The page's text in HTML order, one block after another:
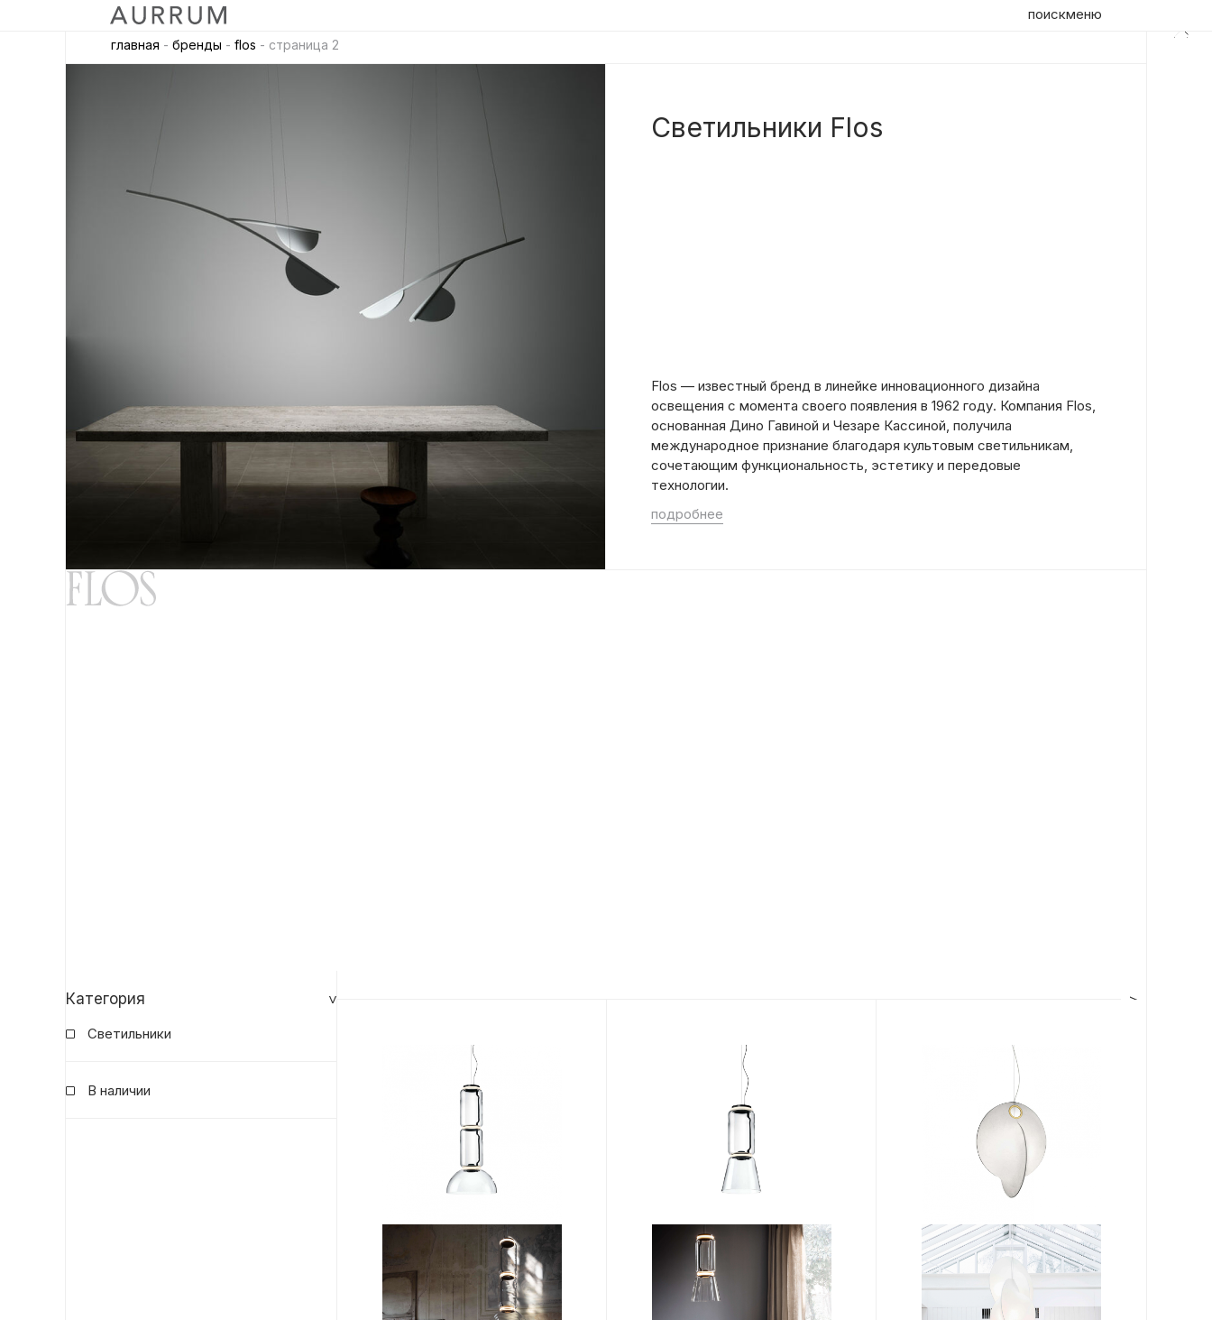
поискменю
главная - бренды - flos - страница 2
Светильники Flos
Flos — известный бренд в линейке инновационного дизайна
освещения с момента своего появления в 1962 году. Компания Flos,
основанная Дино Гавиной и Чезаре Кассиной, получила
международное признание благодаря культовым светильникам,
сочетающим функциональность, эстетику и передовые
технологии.
подробнее
Категория
Светильники
В наличии